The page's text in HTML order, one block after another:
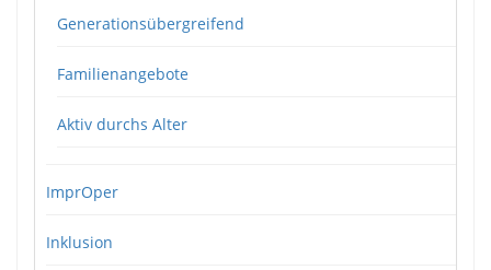
Generationsübergreifend
Familienangebote
Aktiv durchs Alter
ImprOper
Inklusion